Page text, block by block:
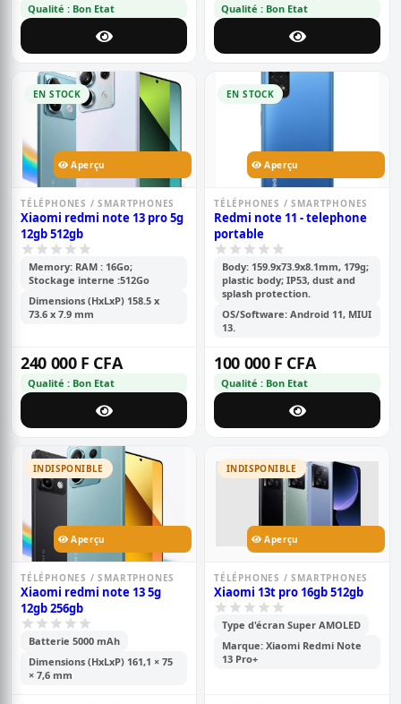
Qualité : Bon Etat Qualité : Bon Etat
EN STOCK
Aperçu
TÉLÉPHONES / SMARTPHONES
Xiaomi redmi note 13 pro 5g
12gb 512gb
Memory: RAM : 16Go;
Stockage interne :512Go
Dimensions (HxLxP) 158.5 x
73.6 x 7.9 mm
240 000 F CFA
Qualité : Bon Etat
EN STOCK
Aperçu
TÉLÉPHONES / SMARTPHONES
Redmi note 11 - telephone
portable
Body: 159.9x73.9x8.1mm, 179g;
plastic body; IP53, dust and
splash protection.
OS/Software: Android 11, MIUI
13.
100 000 F CFA
Qualité : Bon Etat
INDISPONIBLE
Aperçu
TÉLÉPHONES / SMARTPHONES
Xiaomi redmi note 13 5g
12gb 256gb
Batterie 5000 mAh
Dimensions (HxLxP) 161,1 × 75
× 7,6 mm
INDISPONIBLE
Aperçu
TÉLÉPHONES / SMARTPHONES
Xiaomi 13t pro 16gb 512gb
Type d'écran Super AMOLED
Marque: Xiaomi Redmi Note
13 Pro+